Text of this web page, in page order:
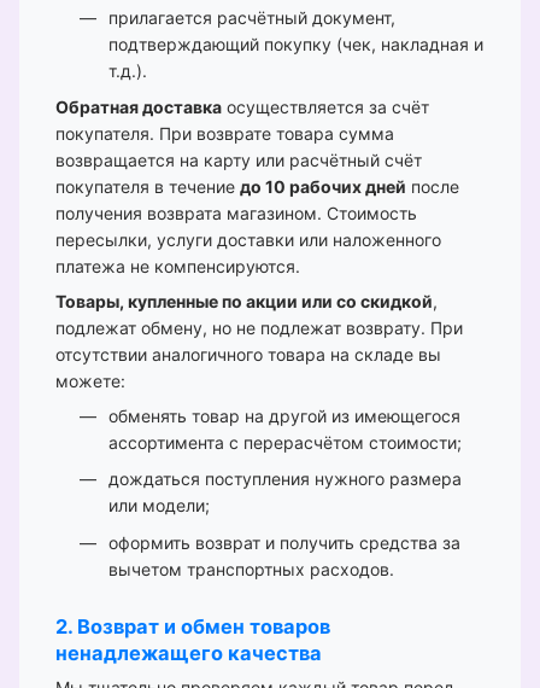
прилагается расчётный документ,
подтверждающий покупку (чек, накладная и
т.д.).
Обратная доставка осуществляется за счёт
покупателя. При возврате товара сумма
возвращается на карту или расчётный счёт
покупателя в течение до 10 рабочих дней после
получения возврата магазином. Стоимость
пересылки, услуги доставки или наложенного
платежа не компенсируются.
Товары, купленные по акции или со скидкой,
подлежат обмену, но не подлежат возврату. При
отсутствии аналогичного товара на складе вы
можете:
обменять товар на другой из имеющегося
ассортимента с перерасчётом стоимости;
дождаться поступления нужного размера
или модели;
оформить возврат и получить средства за
вычетом транспортных расходов.
2. Возврат и обмен товаров
ненадлежащего качества